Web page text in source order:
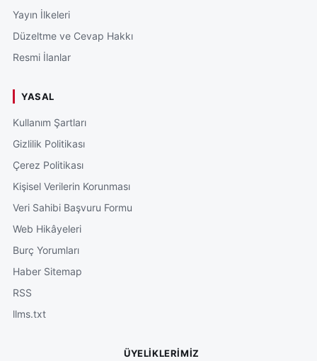
Yayın İlkeleri
Düzeltme ve Cevap Hakkı
Resmi İlanlar
YASAL
Kullanım Şartları
Gizlilik Politikası
Çerez Politikası
Kişisel Verilerin Korunması
Veri Sahibi Başvuru Formu
Web Hikâyeleri
Burç Yorumları
Haber Sitemap
RSS
llms.txt
ÜYELIKLERIMIZ